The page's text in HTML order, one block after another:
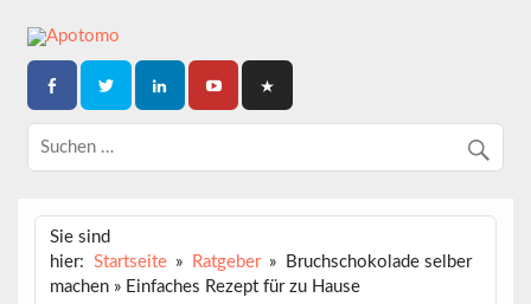
content
APOTOMO
Dein News-Magazin
Sie sind
hier: Startseite Ratgeber
Bruchschokolade selber
machen » Einfaches Rezept für zu Hause